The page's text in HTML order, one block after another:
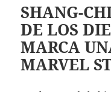
SHANG-
DE LOS
MARCA
MARVEL